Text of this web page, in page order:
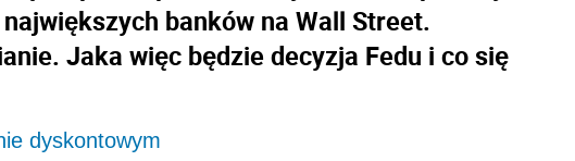
banków na Wall Street.
Jaka więc będzie decyzja Fedu i co się
dyskontowym